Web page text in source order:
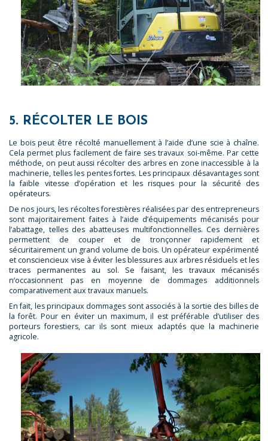
5. RÉCOLTER LE BOIS
Le bois peut être récolté manuellement à l’aide d’une scie à chaîne.
Cela permet plus facilement de faire ses travaux soi-même. Par cette
méthode, on peut aussi récolter des arbres en zone inaccessible à la
machinerie, telles les pentes fortes. Les principaux désavantages sont
la faible vitesse d’opération et les risques pour la sécurité des
opérateurs.
De nos jours, les récoltes forestières réalisées par des entrepreneurs
sont majoritairement faites à l’aide d’équipements mécanisés pour
l’abattage, telles des abatteuses multifonctionnelles. Ces dernières
permettent de couper et de tronçonner rapidement et
sécuritairement un grand volume de bois. Un opérateur expérimenté
et consciencieux vise à éviter les blessures aux arbres résiduels et les
traces permanentes au sol. Se faisant, les travaux mécanisés
n’occasionnent pas en moyenne de dommages additionnels
comparativement aux travaux manuels.
En fait, les principaux dommages sont associés à la sortie des billes de
la forêt. Pour en éviter un maximum, il est préférable d’utiliser des
porteurs forestiers, car ils sont mieux adaptés que la machinerie
agricole.